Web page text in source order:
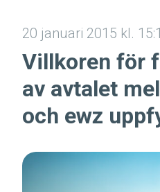
20 januari 2015 kl.
Villkoren för
av avtalet
och ewz